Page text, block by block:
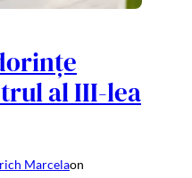
al III-lea
Marcelaon